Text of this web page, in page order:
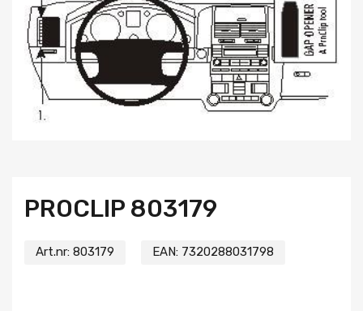
PROCLIP 803179
Art.nr: 803179 EAN: 7320288031798